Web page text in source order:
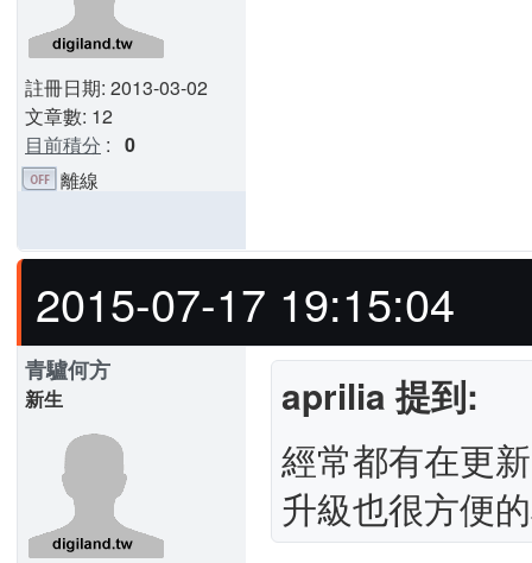
註冊日期: 2013-03-02
文章數: 12
目前積分 : 0
離線
2015-07-17 19:15:04
青驢何方
新生
aprilia 提到:
經常都有在更新
升級也很方便